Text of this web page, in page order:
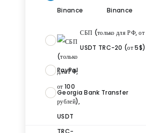
Binance
СБП (только для РФ,
USDT TRC-20 (от 5$)
PayPal
Georgia Bank Transfer